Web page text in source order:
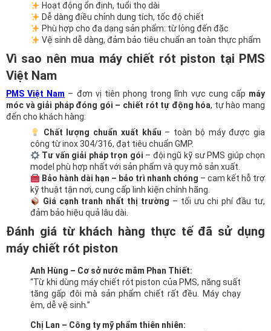
Hoạt động ổn định, tuổi thọ dài
Dễ dàng điều chỉnh dung tích, tốc độ chiết
Phù hợp cho đa dạng sản phẩm: từ lỏng đến đặc
Vệ sinh dễ dàng, đảm bảo tiêu chuẩn an toàn thực phẩm
Vì sao nên mua máy chiết rót piston tại PMS
Việt Nam
PMS Việt Nam – đơn vị tiên phong trong lĩnh vực cung cấp máy
móc và giải pháp đóng gói – chiết rót tự động hóa, tự hào mang
đến cho khách hàng:
Chất lượng chuẩn xuất khẩu – toàn bộ máy được gia
công từ inox 304/316, đạt tiêu chuẩn GMP.
Tư vấn giải pháp trọn gói – đội ngũ kỹ sư PMS giúp chọn
model phù hợp nhất với sản phẩm và quy mô sản xuất.
Bảo hành dài hạn – bảo trì nhanh chóng – cam kết hỗ trợ
kỹ thuật tận nơi, cung cấp linh kiện chính hãng.
Giá cạnh tranh nhất thị trường – tối ưu chi phí đầu tư,
đảm bảo hiệu quả lâu dài.
Đánh giá từ khách hàng thực tế đã sử dụng
máy chiết rót piston
Anh Hùng – Cơ sở nước mắm Phan Thiết:
“Từ khi dùng máy chiết rót piston của PMS, năng suất
tăng gấp đôi mà sản phẩm chiết rất đều. Máy chạy
êm, dễ vệ sinh.”
Chị Lan – Công ty mỹ phẩm thiên nhiên: